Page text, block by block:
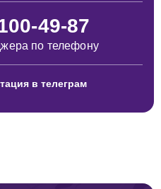
49-87
по телефону
в телеграм